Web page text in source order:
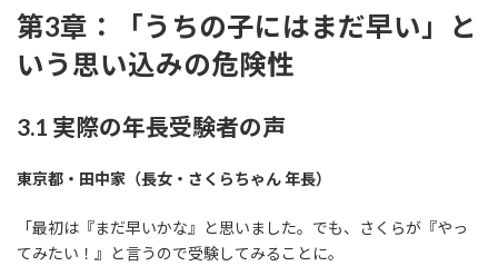
第3章：「うちの子にはまだ早い」と
いう思い込みの危険性
3.1 実際の年長受験者の声
東京都・田中家（長女・さくらちゃん 年長）
「最初は『まだ早いかな』と思いました。でも、さくらが『やっ
てみたい！』と言うので受験してみることに。